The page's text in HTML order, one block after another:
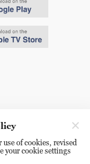
of cookies, revised
your cookie settings